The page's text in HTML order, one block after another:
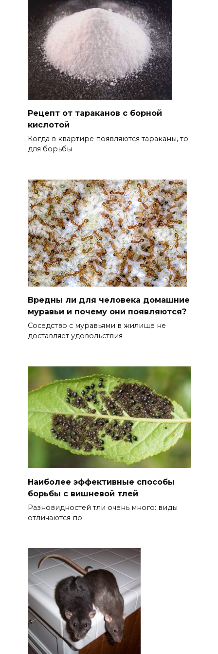
Рецепт от тараканов с борной
кислотой
Когда в квартире появляются тараканы, то
для борьбы
Вредны ли для человека домашние
муравьи и почему они появляются?
Соседство с муравьями в жилище не
доставляет удовольствия
Наиболее эффективные способы
борьбы с вишневой тлей
Разновидностей тли очень много: виды
отличаются по